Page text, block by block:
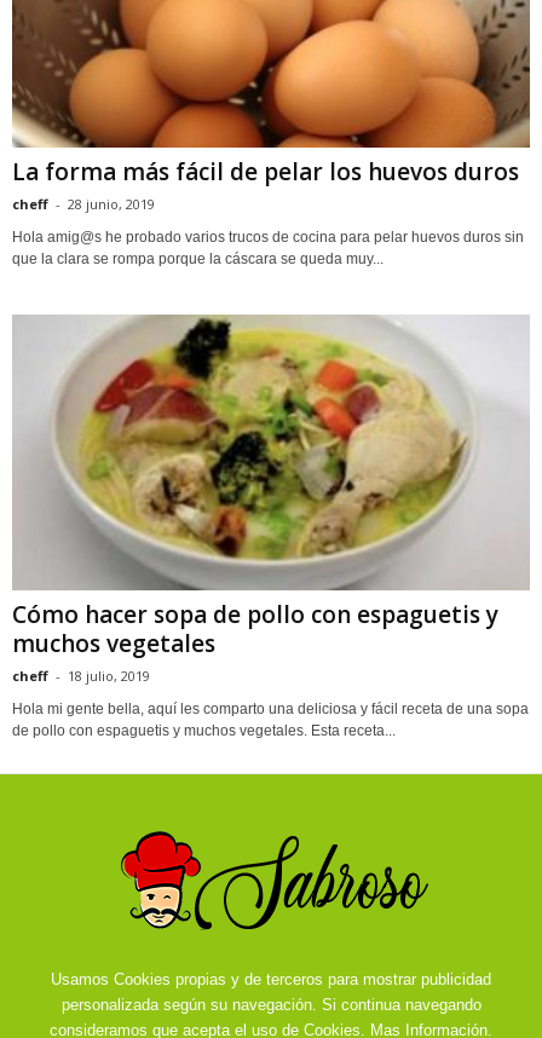
La forma más fácil de pelar los huevos duros
cheff - 28 junio, 2019
Hola amig@s he probado varios trucos de cocina para pelar huevos duros sin
que la clara se rompa porque la cáscara se queda muy...
Cómo hacer sopa de pollo con espaguetis y
muchos vegetales
cheff - 18 julio, 2019
Hola mi gente bella, aquí les comparto una deliciosa y fácil receta de una sopa
de pollo con espaguetis y muchos vegetales. Esta receta...
Usamos Cookies propias y de terceros para mostrar publicidad
personalizada según su navegación. Si continua navegando
consideramos que acepta el uso de Cookies. Mas Información.